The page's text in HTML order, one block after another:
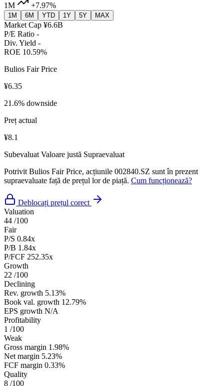
1M
+7.97%
1M 6M YTD 1Y 5Y MAX
Market Cap ¥6.6B
P/E Ratio -
Div. Yield -
ROE 10.59%
Bulios Fair Price
¥6.35
21.6% downside
Preț actual
¥8.1
Subevaluat Valoare justă Supraevaluat
Potrivit Bulios Fair Price, acțiunile 002840.SZ sunt în prezent
supraevaluate față de prețul lor de piață. Cum funcționează?
Deblocați prețul corect
Valuation
44 /100
Fair
P/S 0.84x
P/B 1.84x
P/FCF 252.35x
Growth
22 /100
Declining
Rev. growth 5.13%
Book val. growth 12.79%
EPS growth N/A
Profitability
1 /100
Weak
Gross margin 1.98%
Net margin 5.23%
FCF margin 0.33%
Quality
8 /100